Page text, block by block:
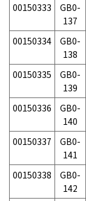
00150333
GB0-
137
00150334
GB0-
138
00150335
GB0-
139
00150336
GB0-
140
00150337
GB0-
141
00150338
GB0-
142